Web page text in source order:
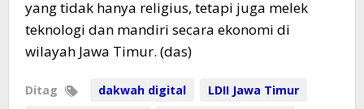
yang tidak hanya religius, tetapi juga melek
teknologi dan mandiri secara ekonomi di
wilayah Jawa Timur. (das)
Ditag dakwah digital
LDII Jawa Timur